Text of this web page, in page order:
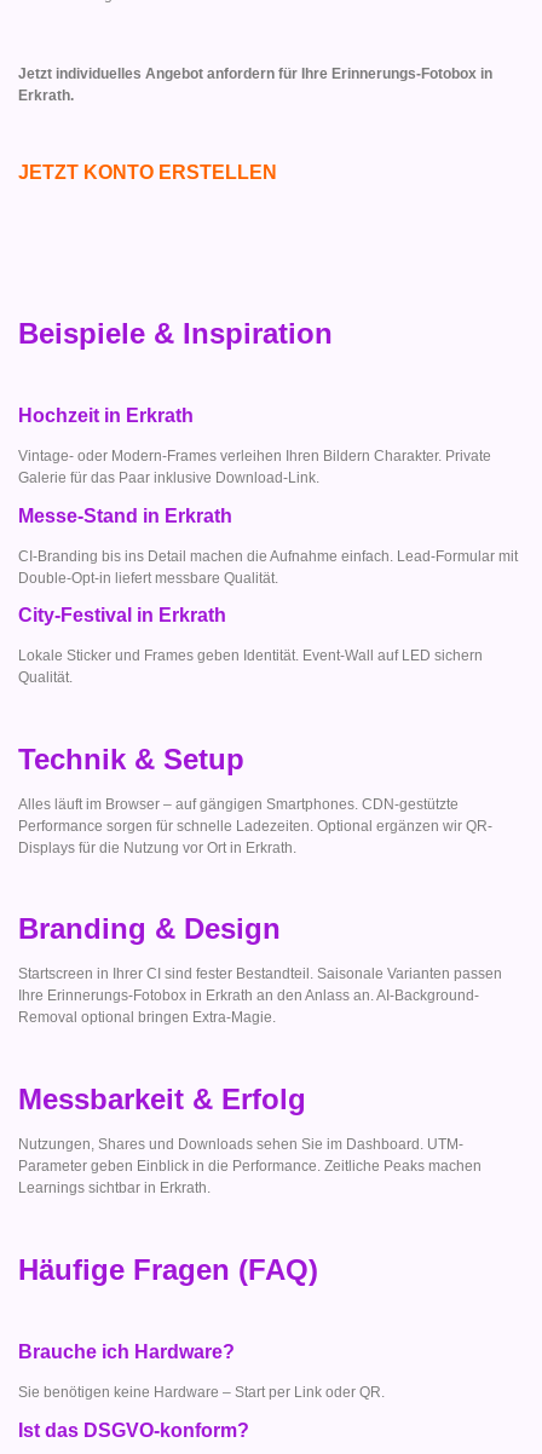
Jetzt individuelles Angebot anfordern für Ihre Erinnerungs-Fotobox in
Erkrath.
JETZT KONTO ERSTELLEN
Beispiele & Inspiration
Hochzeit in Erkrath
Vintage- oder Modern-Frames verleihen Ihren Bildern Charakter. Private
Galerie für das Paar inklusive Download-Link.
Messe-Stand in Erkrath
CI-Branding bis ins Detail machen die Aufnahme einfach. Lead-Formular mit
Double-Opt-in liefert messbare Qualität.
City-Festival in Erkrath
Lokale Sticker und Frames geben Identität. Event-Wall auf LED sichern
Qualität.
Technik & Setup
Alles läuft im Browser – auf gängigen Smartphones. CDN-gestützte
Performance sorgen für schnelle Ladezeiten. Optional ergänzen wir QR-
Displays für die Nutzung vor Ort in Erkrath.
Branding & Design
Startscreen in Ihrer CI sind fester Bestandteil. Saisonale Varianten passen
Ihre Erinnerungs-Fotobox in Erkrath an den Anlass an. AI-Background-
Removal optional bringen Extra-Magie.
Messbarkeit & Erfolg
Nutzungen, Shares und Downloads sehen Sie im Dashboard. UTM-
Parameter geben Einblick in die Performance. Zeitliche Peaks machen
Learnings sichtbar in Erkrath.
Häufige Fragen (FAQ)
Brauche ich Hardware?
Sie benötigen keine Hardware – Start per Link oder QR.
Ist das DSGVO-konform?